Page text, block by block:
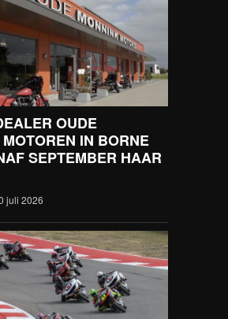
OUDE
IN BORNE
SEPTEMBER HAAR
juli 2026